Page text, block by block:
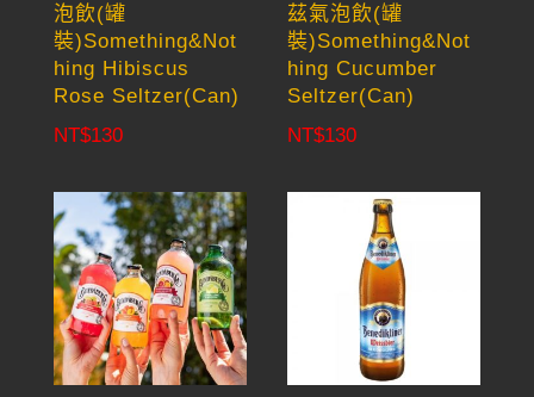
泡飲(罐
裝)Something&Not
hing Hibiscus
Rose Seltzer(Can)
NT$130
茲氣泡飲(罐
裝)Something&Not
hing Cucumber
Seltzer(Can)
NT$130